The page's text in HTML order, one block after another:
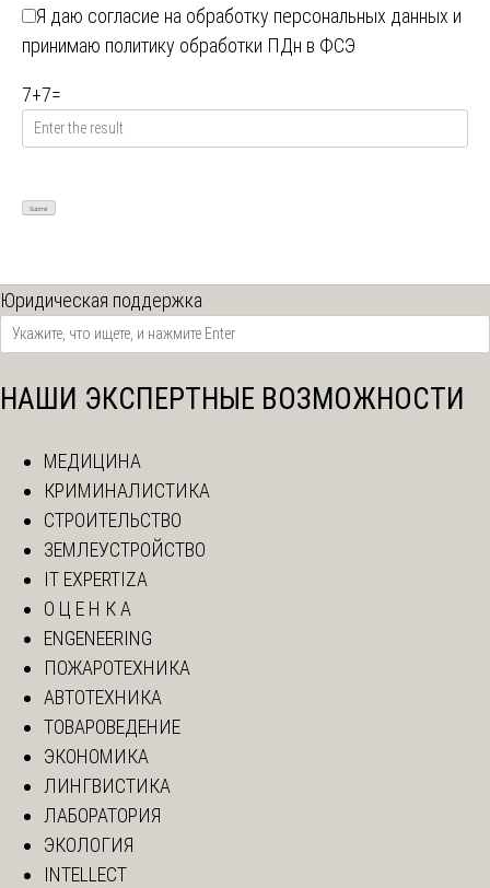
Я даю согласие на обработку персональных данных и
принимаю политику обработки ПДн в ФСЭ
7+7=
Юридическая поддержка
НАШИ ЭКСПЕРТНЫЕ ВОЗМОЖНОСТИ
МЕДИЦИНА
КРИМИНАЛИСТИКА
СТРОИТЕЛЬСТВО
ЗЕМЛЕУСТРОЙСТВО
IT EXPERTIZA
О Ц Е Н К А
ENGENEERING
ПОЖАРОТЕХНИКА
АВТОТЕХНИКА
ТОВАРОВЕДЕНИЕ
ЭКОНОМИКА
ЛИНГВИСТИКА
ЛАБОРАТОРИЯ
ЭКОЛОГИЯ
INTELLECT